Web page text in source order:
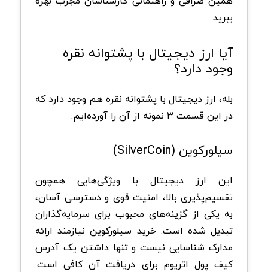
ببرید.
آیا ارز دیجیتال با پشتوانه نقره
وجود دارد؟
بله، ارز دیجیتال با پشتوانه نقره هم وجود دارد که
در این قسمت ۳ نمونه از آن را آورده‌ایم.
سیلورکوین (SilverCoin)
این ارز دیجیتال با ویژگی‌هایی همچون
تقسیم‌پذیری بالا، امنیت قوی و دسترسی آسان،
به یکی از گزینه‌های محبوب برای سرمایه‌گذاران
تبدیل شده است. خرید سیلورکوین نیازمند ارائه
مدارک شناسایی نیست و تنها داشتن یک آدرس
کیف پول اتریوم برای دریافت آن کافی است.